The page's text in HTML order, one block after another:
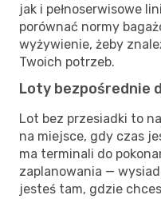
jak i pełnoserwisowe
porównać normy
wyżywienie, żeby
Twoich potrzeb.
Loty bezpośrednie
Lot bez przesiadki to
na miejsce, gdy czas
ma terminali do
zaplanowania —
jesteś tam, gdzie